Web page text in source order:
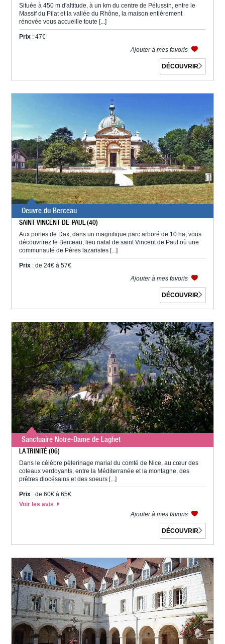
Située à 450 m d'altitude, à un km du centre de Pélussin, entre le
Massif du Pilat et la vallée du Rhône, la maison entièrement
rénovée vous accueille toute [...]
Prix : 47€
Ajouter à mes favoris
DÉCOUVRIR
Oeuvre du Berceau
SAINT-VINCENT-DE-PAUL (40)
Aux portes de Dax, dans un magnifique parc arboré de 10 ha, vous
découvrirez le Berceau, lieu natal de saint Vincent de Paul où une
communauté de Pères lazaristes [...]
Prix : de 24€ à 57€
Ajouter à mes favoris
DÉCOUVRIR
Sanctuaire Notre-Dame de Laghet
LA TRINITÉ (06)
Dans le célèbre pèlerinage marial du comté de Nice, au cœur des
coteaux verdoyants, entre la Méditerranée et la montagne, des
prêtres diocésains et des soeurs [...]
Prix : de 60€ à 65€
Voir les avis
Ajouter à mes favoris
DÉCOUVRIR